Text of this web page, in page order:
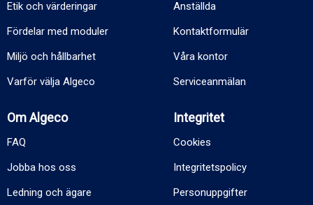
Etik och värderingar
Fördelar med moduler
Miljö och hållbarhet
Varför välja Algeco
Anställda
Kontaktformulär
Våra kontor
Serviceanmälan
Om Algeco
FAQ
Jobba hos oss
Ledning och ägare
Integritet
Cookies
Integritetspolicy
Personuppgifter